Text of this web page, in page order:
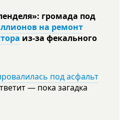
громада под
на ремонт
из-за фекального
под асфальт
— пока загадка